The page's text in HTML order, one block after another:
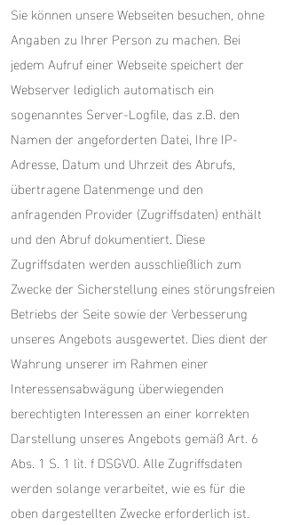
Sie können unsere Webseiten besuchen, ohne
Angaben zu Ihrer Person zu machen. Bei
jedem Aufruf einer Webseite speichert der
Webserver lediglich automatisch ein
sogenanntes Server-Logfile, das z.B. den
Namen der angeforderten Datei, Ihre IP-
Adresse, Datum und Uhrzeit des Abrufs,
übertragene Datenmenge und den
anfragenden Provider (Zugriffsdaten) enthält
und den Abruf dokumentiert. Diese
Zugriffsdaten werden ausschließlich zum
Zwecke der Sicherstellung eines störungsfreien
Betriebs der Seite sowie der Verbesserung
unseres Angebots ausgewertet. Dies dient der
Wahrung unserer im Rahmen einer
Interessensabwägung überwiegenden
berechtigten Interessen an einer korrekten
Darstellung unseres Angebots gemäß Art. 6
Abs. 1 S. 1 lit. f DSGVO. Alle Zugriffsdaten
werden solange verarbeitet, wie es für die
oben dargestellten Zwecke erforderlich ist.